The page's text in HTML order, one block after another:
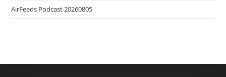
AirFeeds Podcast 20260805